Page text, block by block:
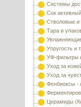
Системы
Сок
Стволовые и
Тара и
Упругость и
УФ-фильтры
Уход за
Уход за
Фенбиоксы -
Церамиды